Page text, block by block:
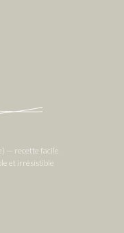
— recette facile
et irrésistible